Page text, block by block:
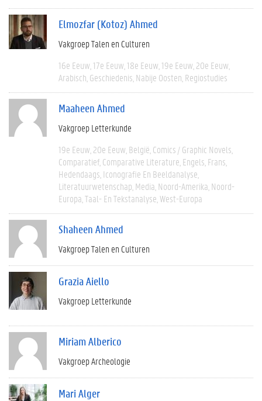
Elmozfar (Kotoz) Ahmed
Vakgroep Talen en Culturen
16e Eeuw 17e Eeuw 18e Eeuw 19e Eeuw 20e Eeuw
Arabisch Geschiedenis Nabije Oosten Regiostudies
Maaheen Ahmed
Vakgroep Letterkunde
19e Eeuw 20e Eeuw België Comics / Graphic Novels
Comparatief Comparative Literature Engels Frans
Hedendaags Iconografie En Beeldanalyse
Literatuurwetenschap Media Noord-Amerika Noord-
Europa Taal- En Tekstanalyse West-Europa
Shaheen Ahmed
Vakgroep Talen en Culturen
Grazia Aiello
Vakgroep Letterkunde
Miriam Alberico
Vakgroep Archeologie
Mari Alger